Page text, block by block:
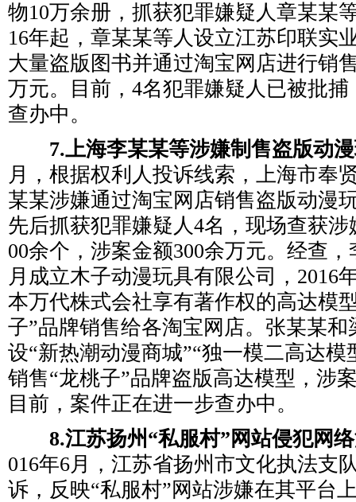
物10万余册，抓获犯罪嫌疑人章某某
16年起，章某某等人设立江苏印联实
大量盗版图书并通过淘宝网店进行销
万元。目前，4名犯罪嫌疑人已被批
查办中。
7.上海李某某等涉嫌制售盗版动漫
月，根据权利人投诉线索，上海市奉
某某涉嫌通过淘宝网店销售盗版动漫
先后抓获犯罪嫌疑人4名，现场查获涉
00余个，涉案金额300余万元。经查，
月成立木子动漫玩具有限公司，2016
本万代株式会社享有著作权的高达模
子”品牌销售给各淘宝网店。张某某和
设“新热潮动漫商城”“独一模二高达模
销售“龙桃子”品牌盗版高达模型，涉
目前，案件正在进一步查办中。
8.江苏扬州“私服村”网站侵犯网络
016年6月，江苏省扬州市文化执法支
诉，反映“私服村”网站涉嫌在其平台